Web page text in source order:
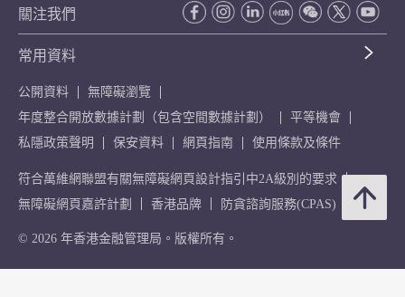
關注我們
常用資料
公開資料
無障礙瀏覽
年度整合開放數據計劃（包含空間數據計劃）
平等機會
私隱政策聲明
保安資料 網頁指南 使用條款及條件
符合萬維網聯盟有關無障礙網頁設計指引中2A級別的要求
無障礙網頁嘉許計劃
香港品牌 防貪諮詢服務(CPAS)
© 2026 年香港金融管理局。版權所有。